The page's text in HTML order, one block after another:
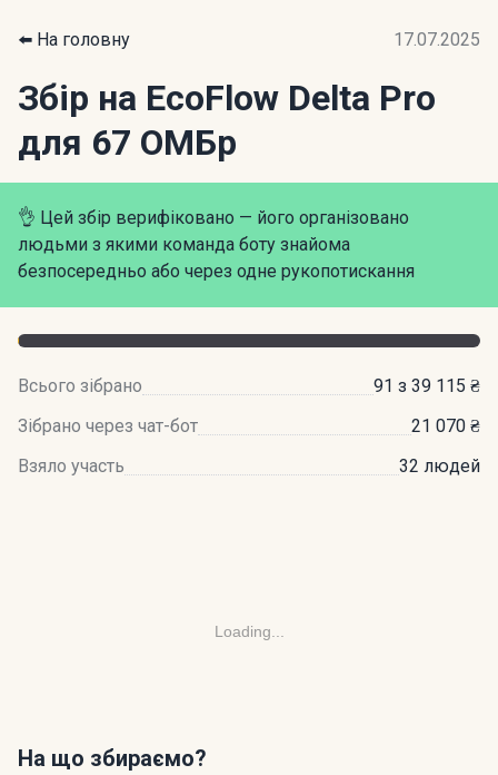
⬅️ На головну 17.07.2025
Збір на EcoFlow Delta Pro
для 67 ОМБр
👌 Цей збір верифіковано — його організовано
людьми з якими команда боту знайома
безпосередньо або через одне рукопотискання
Всього зібрано
91 з 39 115 ₴
Зібрано через чат-бот
21 070 ₴
Взяло участь
32 людей
Loading...
На що збираємо?